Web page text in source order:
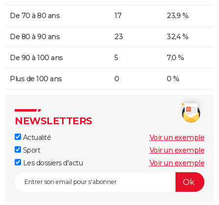
De 70 à 80 ans 17 23,9 %
De 80 à 90 ans 23 32,4 %
De 90 à 100 ans 5 7,0 %
Plus de 100 ans 0 0 %
NEWSLETTERS
Actualité
Voir un exemple
Sport
Voir un exemple
Les dossiers d'actu
Voir un exemple